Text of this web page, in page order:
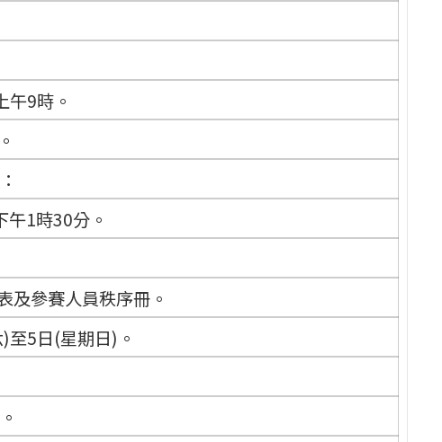
午9時。
1時30分。
及參賽人員秩序冊。
5日(星期日)。